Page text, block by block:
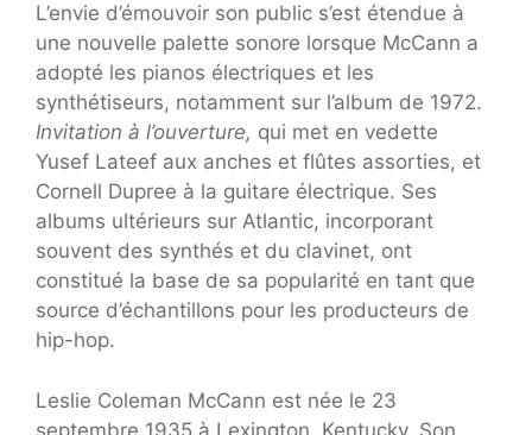
L’envie d’émouvoir son public s’est étendue à
une nouvelle palette sonore lorsque McCann a
adopté les pianos électriques et les
synthétiseurs, notamment sur l’album de 1972.
Invitation à l’ouverture, qui met en vedette
Yusef Lateef aux anches et flûtes assorties, et
Cornell Dupree à la guitare électrique. Ses
albums ultérieurs sur Atlantic, incorporant
souvent des synthés et du clavinet, ont
constitué la base de sa popularité en tant que
source d’échantillons pour les producteurs de
hip-hop.
Leslie Coleman McCann est née le 23
septembre 1935 à Lexington, Kentucky. Son